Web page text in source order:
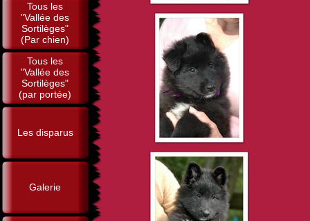
Tous les
"Vallée des
Sortilèges"
(Par chien)
Tous les
"Vallée des
Sortilèges"
(par portée)
Les disparus
Galerie